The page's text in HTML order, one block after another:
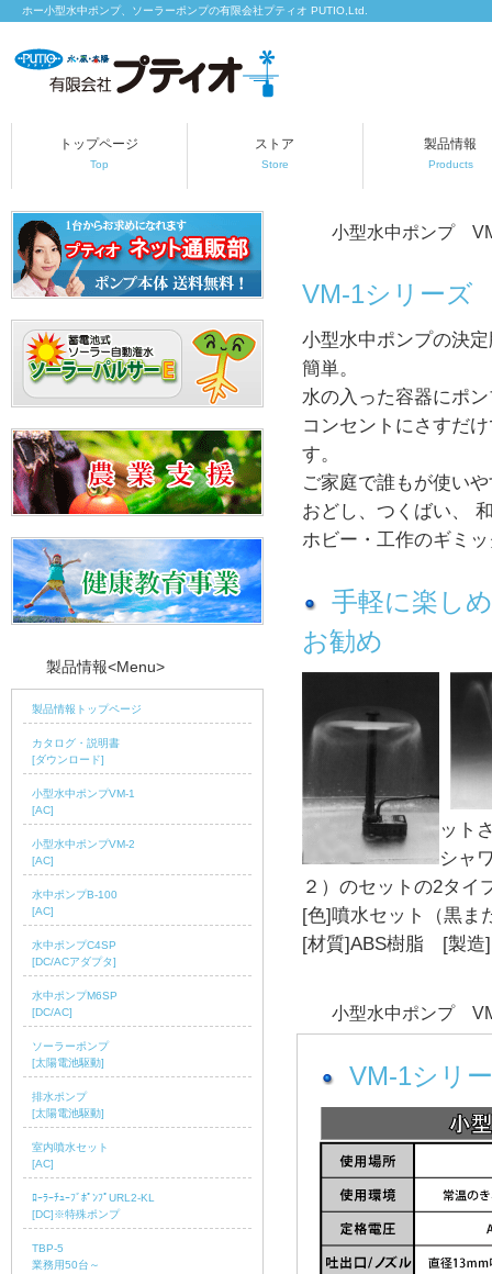
ホー小型水中ポンプ、ソーラーポンプの有限会社プティオ PUTIO,Ltd.
トップページ
Top
ストア
Store
製品情報
Products
製品情報<Menu>
製品情報トップページ
カタログ・説明書
[ダウンロード]
小型水中ポンプVM-1
[AC]
小型水中ポンプVM-2
[AC]
水中ポンプB-100
[AC]
水中ポンプC4SP
[DC/ACアダプタ]
水中ポンプM6SP
[DC/AC]
ソーラーポンプ
[太陽電池駆動]
排水ポンプ
[太陽電池駆動]
室内噴水セット
[AC]
ﾛｰﾗｰﾁｭｰﾌﾞﾎﾟﾝﾌﾟURL2-KL
[DC]※特殊ポンプ
TBP-5
業務用50台～
小型水中ポンプ
VM-1シリーズ
小型水中ポンプの決
簡単。
水の入った容器にポ
コンセントにさすだ
す。
ご家庭で誰もが使い
おどし、つくばい、
ホビー・工作のギミ
手軽に楽し
お勧め
ット
シャ
２）のセットの2タイ
[色]噴水セット（黒ま
[材質]ABS樹脂 [製造
小型水中ポンプ
VM-1シリ